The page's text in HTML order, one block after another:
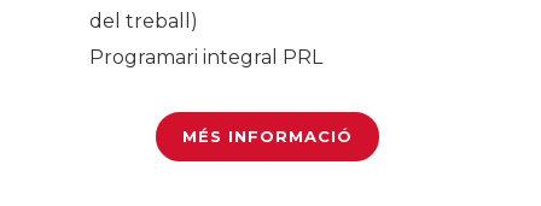
del treball)
Programari integral PRL
MÉS INFORMACIÓ